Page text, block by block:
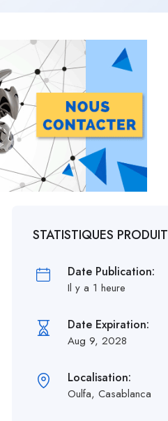
STATISTIQUES PRODUIT
Date Publication:
Il y a 1 heure
Date Expiration:
Aug 9, 2028
Localisation:
Oulfa, Casablanca